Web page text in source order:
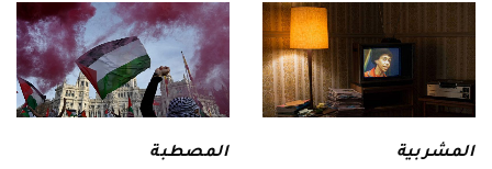
المشربية المصطبة